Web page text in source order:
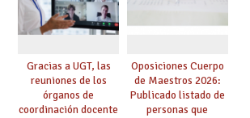
Gracias a UGT, las
reuniones de los
órganos de
coordinación docente
Oposiciones Cuerpo
de Maestros 2026:
Publicado listado de
personas que